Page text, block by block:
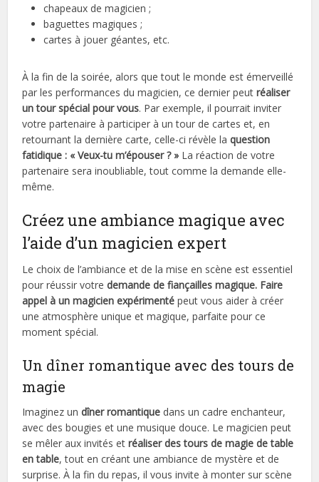
chapeaux de magicien ;
baguettes magiques ;
cartes à jouer géantes, etc.
À la fin de la soirée, alors que tout le monde est émerveillé
par les performances du magicien, ce dernier peutréaliser
un tour spécial pour vous. Par exemple, il pourrait inviter
votre partenaire à participer à un tour de cartes et, en
retournant la dernière carte, celle-ci révèle laquestion
fatidique : « Veux-tu m’épouser ? » La réaction de votre
partenaire sera inoubliable, tout comme la demande elle-
même.
Créez une ambiance magique avec
l’aide d’un magicien expert
Le choix de l’ambiance et de la mise en scène est essentiel
pour réussir votredemande de fiançailles magique. Faire
appel à un magicien expérimenté peut vous aider à créer
une atmosphère unique et magique, parfaite pour ce
moment spécial.
Un dîner romantique avec des tours de
magie
Imaginez undîner romantique dans un cadre enchanteur,
avec des bougies et une musique douce. Le magicien peut
se mêler aux invités etréaliser des tours de magie de table
en table, tout en créant une ambiance de mystère et de
surprise. À la fin du repas, il vous invite à monter sur scène